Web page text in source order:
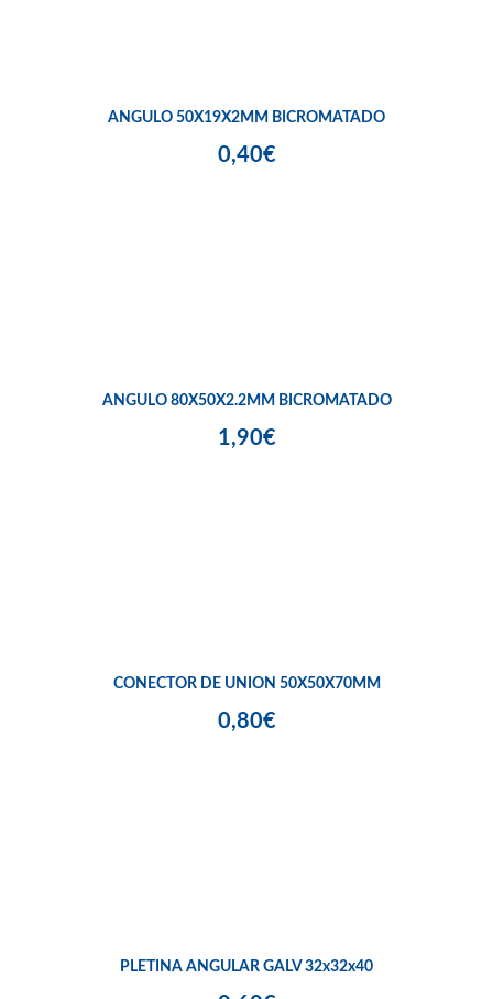
ANGULO 50X19X2MM BICROMATADO
0,40€
ANGULO 80X50X2.2MM BICROMATADO
1,90€
CONECTOR DE UNION 50X50X70MM
0,80€
PLETINA ANGULAR GALV 32x32x40